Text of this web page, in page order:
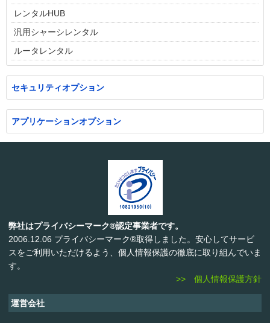
レンタルHUB
汎用シャーシレンタル
ルータレンタル
セキュリティオプション
アプリケーションオプション
弊社はプライバシーマーク®認定事業者です。
2006.12.06 プライバシーマーク®取得しました。安心してサービ
スをご利用いただけるよう、個人情報保護の徹底に取り組んでいま
す。
>> 個人情報保護方針
運営会社